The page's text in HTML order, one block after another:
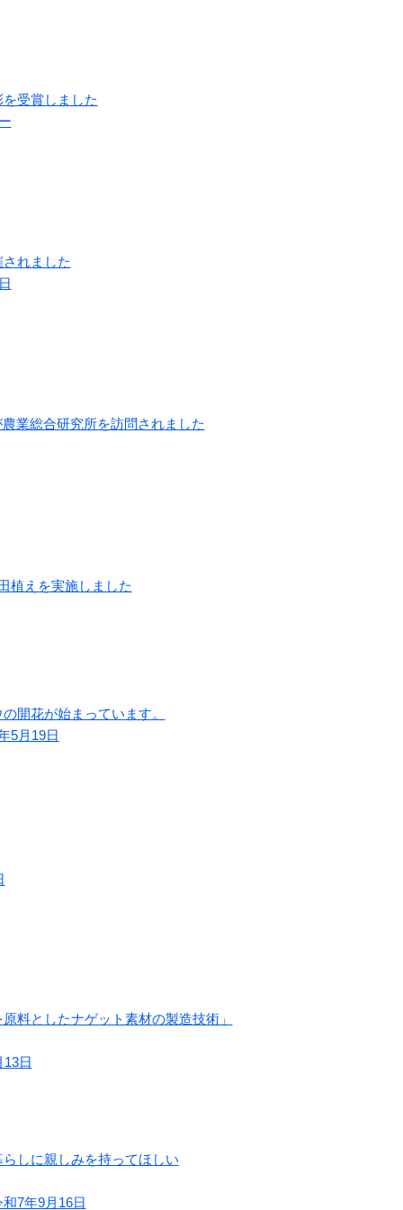
受賞しました
れました
業総合研究所を訪問されました
植えを実施しました
開花が始まっています。
5月19日
料としたナゲット素材の製造技術」
13日
しに親しみを持ってほしい
7年9月16日